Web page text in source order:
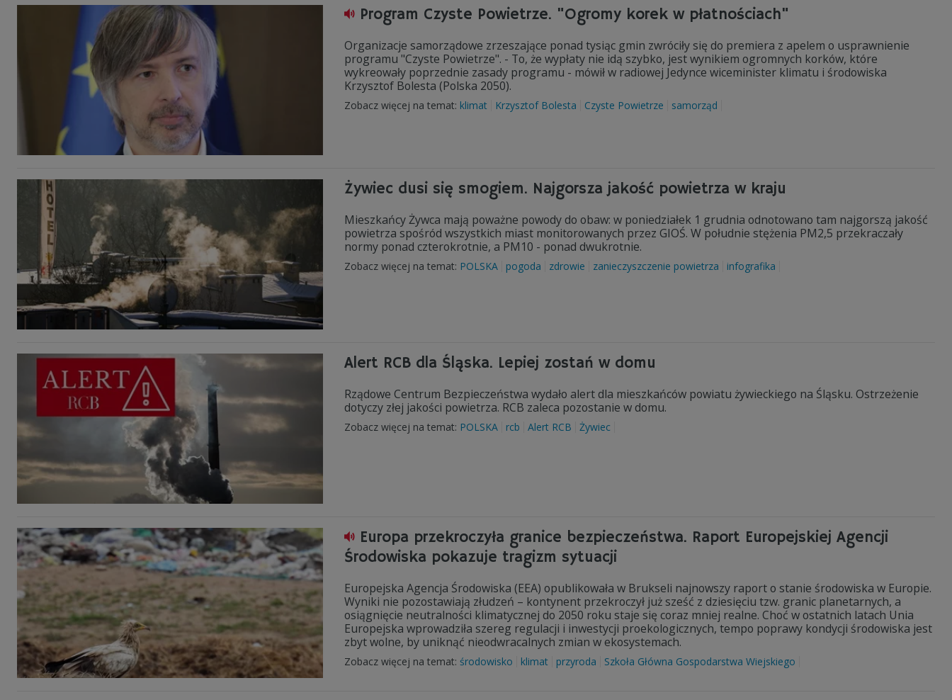
Program Czyste Powietrze. "Ogromy korek w płatnościach"
Organizacje samorządowe zrzeszające ponad tysiąc gmin zwróciły się do premiera z apelem o usprawnienie
programu "Czyste Powietrze". - To, że wypłaty nie idą szybko, jest wynikiem ogromnych korków, które
wykreowały poprzednie zasady programu - mówił w radiowej Jedynce wiceminister klimatu i środowiska
Krzysztof Bolesta (Polska 2050).
Zobacz więcej na temat: klimat Krzysztof Bolesta Czyste Powietrze samorząd
Żywiec dusi się smogiem. Najgorsza jakość powietrza w kraju
Mieszkańcy Żywca mają poważne powody do obaw: w poniedziałek 1 grudnia odnotowano tam najgorszą jakość
powietrza spośród wszystkich miast monitorowanych przez GIOŚ. W południe stężenia PM2,5 przekraczały
normy ponad czterokrotnie, a PM10 - ponad dwukrotnie.
Zobacz więcej na temat: POLSKA pogoda zdrowie zanieczyszczenie powietrza infografika
Alert RCB dla Śląska. Lepiej zostań w domu
Rządowe Centrum Bezpieczeństwa wydało alert dla mieszkańców powiatu żywieckiego na Śląsku. Ostrzeżenie
dotyczy złej jakości powietrza. RCB zaleca pozostanie w domu.
Zobacz więcej na temat: POLSKA rcb Alert RCB Żywiec
Europa przekroczyła granice bezpieczeństwa. Raport Europejskiej Agencji
Środowiska pokazuje tragizm sytuacji
Europejska Agencja Środowiska (EEA) opublikowała w Brukseli najnowszy raport o stanie środowiska w Europie.
Wyniki nie pozostawiają złudzeń – kontynent przekroczył już sześć z dziesięciu tzw. granic planetarnych, a
osiągnięcie neutralności klimatycznej do 2050 roku staje się coraz mniej realne. Choć w ostatnich latach Unia
Europejska wprowadziła szereg regulacji i inwestycji proekologicznych, tempo poprawy kondycji środowiska jest
zbyt wolne, by uniknąć nieodwracalnych zmian w ekosystemach.
Zobacz więcej na temat: środowisko klimat przyroda Szkoła Główna Gospodarstwa Wiejskiego